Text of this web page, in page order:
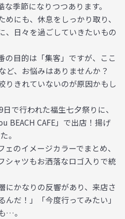
季節になりつつあります。
にも、休息をしっかり取り、
、日々を過ごしていきたいもの
の目的は「集客」ですが、ここ
、お悩みはありませんか？
りきれていないのが原因かもし
で行われた福生七夕祭りに、
BEACH CAFE」で出店！揚げ
。
のイメージカラーでまとめ、
シャツもお洒落なロゴ入りで統
にかなりの反響があり、来店さ
だ！」「今度行ってみたい」
…。